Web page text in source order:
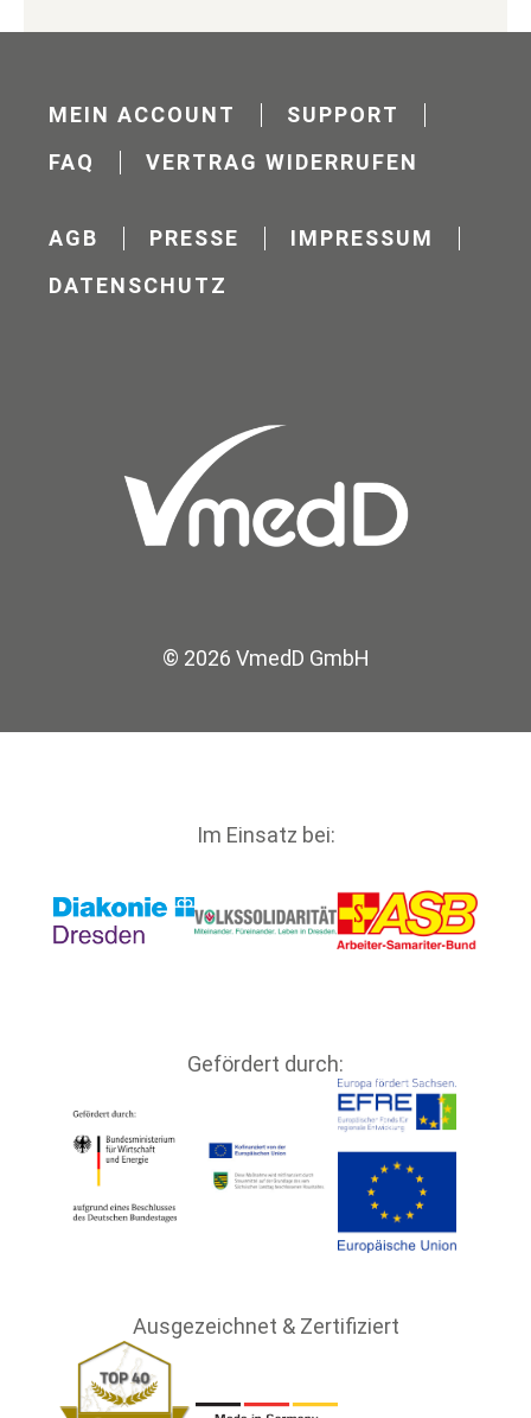
MEIN ACCOUNT
SUPPORT
FAQ
VERTRAG WIDERRUFEN
AGB PRESSE
IMPRESSUM
DATENSCHUTZ
© 2026 VmedD GmbH
Im Einsatz bei:
Gefördert durch:
Ausgezeichnet & Zertifiziert